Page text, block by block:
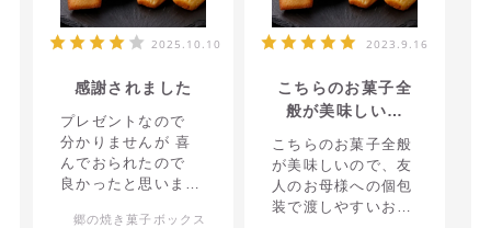
2025.10.10
感謝されました
プレゼントなので
分かりませんが 喜
んでおられたので
良かったと思いま
郷の焼き菓子ボックス
2023.9.16
こちらのお菓子全
般が美味しいの
で、友人のお母様
への個包装で渡し
やすいお土産にと
購入しました。
こちらのお菓子全般
が美味しいので、友
人のお母様への個包
装で渡しやすいお土